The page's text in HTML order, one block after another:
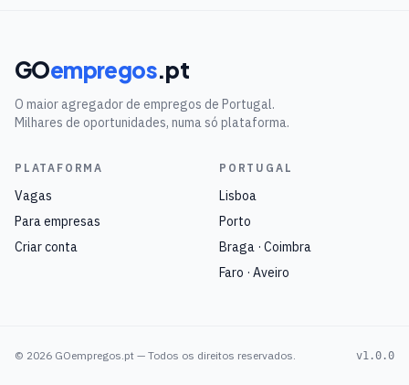
GOempregos.pt
O maior agregador de empregos de Portugal.
Milhares de oportunidades, numa só plataforma.
PLATAFORMA
Vagas
Para empresas
Criar conta
PORTUGAL
Lisboa
Porto
Braga · Coimbra
Faro · Aveiro
© 2026 GOempregos.pt — Todos os direitos reservados. v1.0.0